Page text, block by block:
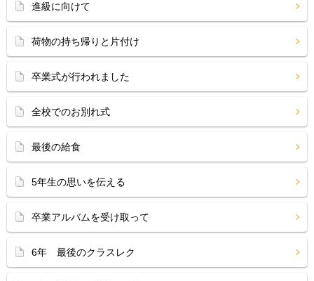
進級に向けて
荷物の持ち帰りと片付け
卒業式が行われました
全校でのお別れ式
最後の給食
5年生の思いを伝える
卒業アルバムを受け取って
6年 最後のクラスレク